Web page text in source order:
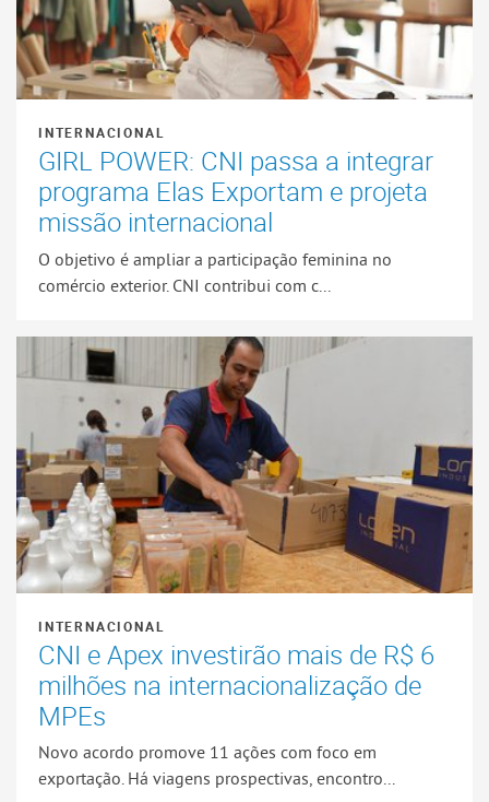
INTERNACIONAL
GIRL POWER: CNI passa a integrar
programa Elas Exportam e projeta
missão internacional
O objetivo é ampliar a participação feminina no
comércio exterior. CNI contribui com c...
INTERNACIONAL
CNI e Apex investirão mais de R$ 6
milhões na internacionalização de
MPEs
Novo acordo promove 11 ações com foco em
exportação. Há viagens prospectivas, encontro...